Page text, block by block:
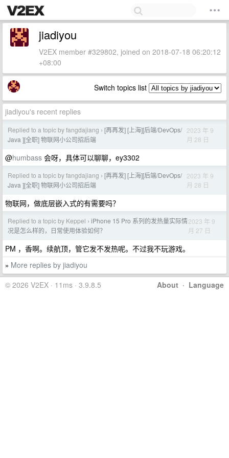
jiadiyou
V2EX member #329802, joined on 2018-07-18 06:20:12
+08:00
Switch topics list
jiadiyou's recent replies
Replied to a topic by fangdajiang › [再再发] [上海][后端/DevOps/
Java ][全职] 物联网小公司招后端
2023 年 9
月 28 日
@humbass 会呀，具体可以聊聊，ey3302
Replied to a topic by fangdajiang › [再再发] [上海][后端/DevOps/
Java ][全职] 物联网小公司招后端
2023 年 9
月 28 日
物联网，做底层嵌入式的有需要吗？
Replied to a topic by Keppel › iPhone 15 Pro 系列的发热量实际情
况是怎么样的，日常使用体验如何？
2023 年 9
月 27 日
PM ，香啊。续航顶，管它发不发热呢。不过我不玩游戏。
» More replies by jiadiyou
About · Language
© 2026 V2EX · 11ms · 3.9.8.5